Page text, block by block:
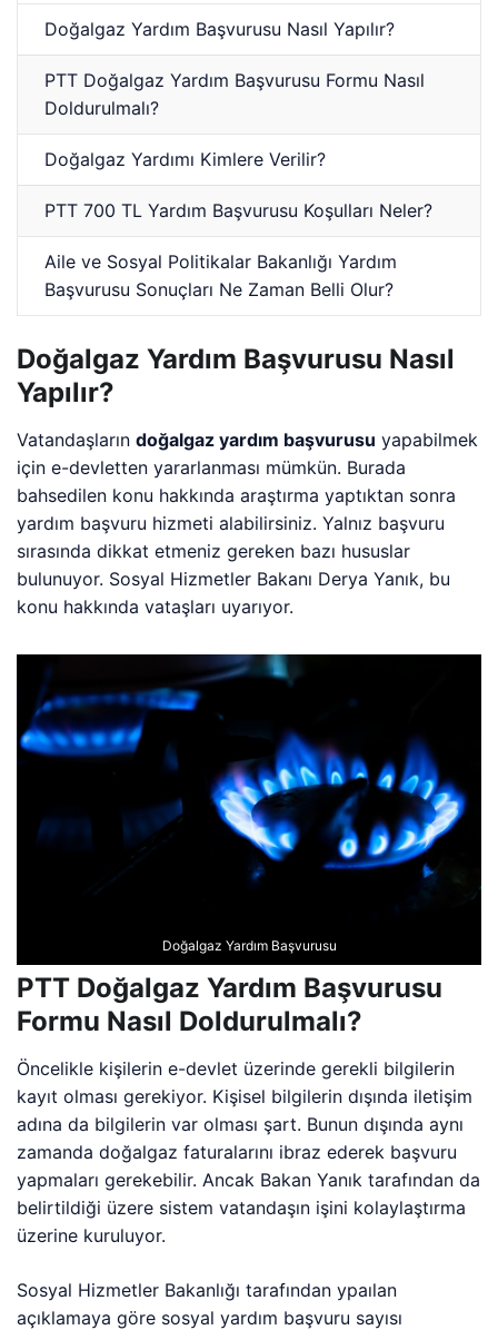
Doğalgaz Yardım Başvurusu Nasıl Yapılır?
PTT Doğalgaz Yardım Başvurusu Formu Nasıl
Doldurulmalı?
Doğalgaz Yardımı Kimlere Verilir?
PTT 700 TL Yardım Başvurusu Koşulları Neler?
Aile ve Sosyal Politikalar Bakanlığı Yardım
Başvurusu Sonuçları Ne Zaman Belli Olur?
Doğalgaz Yardım Başvurusu Nasıl
Yapılır?
Vatandaşlarındoğalgaz yardım başvurusu yapabilmek
için e-devletten yararlanması mümkün. Burada
bahsedilen konu hakkında araştırma yaptıktan sonra
yardım başvuru hizmeti alabilirsiniz. Yalnız başvuru
sırasında dikkat etmeniz gereken bazı hususlar
bulunuyor. Sosyal Hizmetler Bakanı Derya Yanık, bu
konu hakkında vataşları uyarıyor.
Doğalgaz Yardım Başvurusu
PTT Doğalgaz Yardım Başvurusu
Formu Nasıl Doldurulmalı?
Öncelikle kişilerin e-devlet üzerinde gerekli bilgilerin
kayıt olması gerekiyor. Kişisel bilgilerin dışında iletişim
adına da bilgilerin var olması şart. Bunun dışında aynı
zamanda doğalgaz faturalarını ibraz ederek başvuru
yapmaları gerekebilir. Ancak Bakan Yanık tarafından da
belirtildiği üzere sistem vatandaşın işini kolaylaştırma
üzerine kuruluyor.
Sosyal Hizmetler Bakanlığı tarafından ypaılan
açıklamaya göre sosyal yardım başvuru sayısı